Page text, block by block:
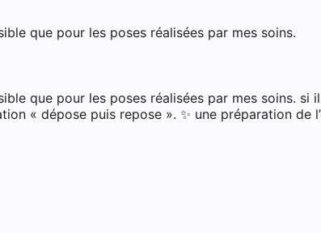
que pour les poses réalisées par mes soins.
que pour les poses réalisées par mes soins. si
« dépose puis repose ». ✨ une préparation de